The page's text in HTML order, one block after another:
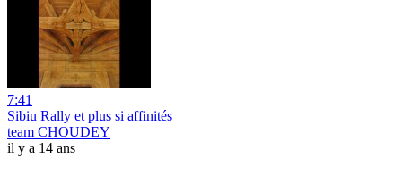
7:41
Sibiu Rally et plus si affinités
team CHOUDEY
il y a 14 ans